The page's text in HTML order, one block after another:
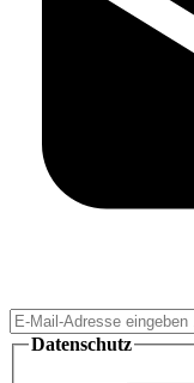
Datenschutz